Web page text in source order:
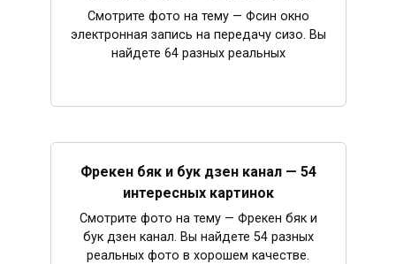
Смотрите фото на тему — Фсин окно
электронная запись на передачу сизо. Вы
найдете 64 разных реальных
Фрекен бяк и бук дзен канал — 54
интересных картинок
Смотрите фото на тему — Фрекен бяк и
бук дзен канал. Вы найдете 54 разных
реальных фото в хорошем качестве.